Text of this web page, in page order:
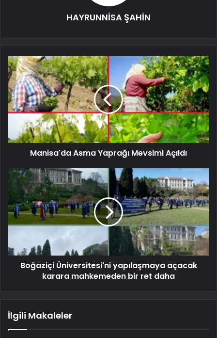
HAYRUNNİSA ŞAHİN
Manisa'da Asma Yaprağı Mevsimi Açıldı
Boğaziçi Üniversitesi'ni yapılaşmaya açacak
karara mahkemeden bir ret daha
İlgili Makaleler